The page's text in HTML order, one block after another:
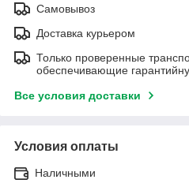
Самовывоз
Доставка курьером
Только проверенные
обеспечивающие
Все условия доставки
Условия оплаты
Наличными